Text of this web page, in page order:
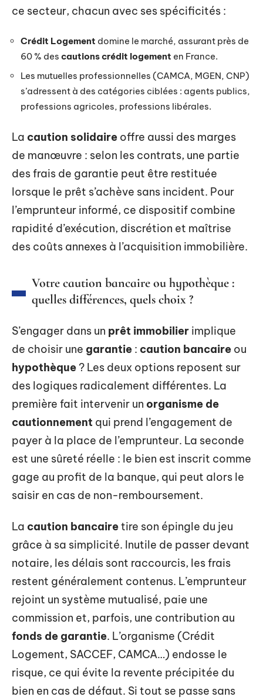
ce secteur, chacun avec ses spécificités :
Crédit Logement domine le marché, assurant près de
60 % des cautions crédit logement en France.
Les mutuelles professionnelles (CAMCA, MGEN, CNP)
s’adressent à des catégories ciblées : agents publics,
professions agricoles, professions libérales.
La caution solidaire offre aussi des marges
de manœuvre : selon les contrats, une partie
des frais de garantie peut être restituée
lorsque le prêt s’achève sans incident. Pour
l’emprunteur informé, ce dispositif combine
rapidité d’exécution, discrétion et maîtrise
des coûts annexes à l’acquisition immobilière.
Votre caution bancaire ou hypothèque :
quelles différences, quels choix ?
S’engager dans un prêt immobilier implique
de choisir une garantie : caution bancaire ou
hypothèque ? Les deux options reposent sur
des logiques radicalement différentes. La
première fait intervenir un organisme de
cautionnement qui prend l’engagement de
payer à la place de l’emprunteur. La seconde
est une sûreté réelle : le bien est inscrit comme
gage au profit de la banque, qui peut alors le
saisir en cas de non-remboursement.
La caution bancairetire son épingle du jeu
grâce à sa simplicité. Inutile de passer devant
notaire, les délais sont raccourcis, les frais
restent généralement contenus. L’emprunteur
rejoint un système mutualisé, paie une
commission et, parfois, une contribution au
fonds de garantie. L’organisme (Crédit
Logement, SACCEF, CAMCA…) endosse le
risque, ce qui évite la revente précipitée du
bien en cas de défaut. Si tout se passe sans